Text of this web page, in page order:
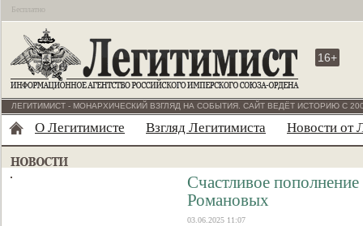
Бесплатно
16+
ЛЕГИТИМИСТ - МОНАРХИЧЕСКИЙ ВЗГЛЯД НА СОБЫТИЯ. САЙТ ВЕДЁТ ИСТОРИЮ С
О Легитимисте Взгляд Легитимиста Новости от
Счастливое
Романовых
03.06.2025 11:07